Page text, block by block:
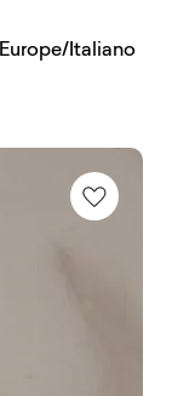
Europe/Italiano